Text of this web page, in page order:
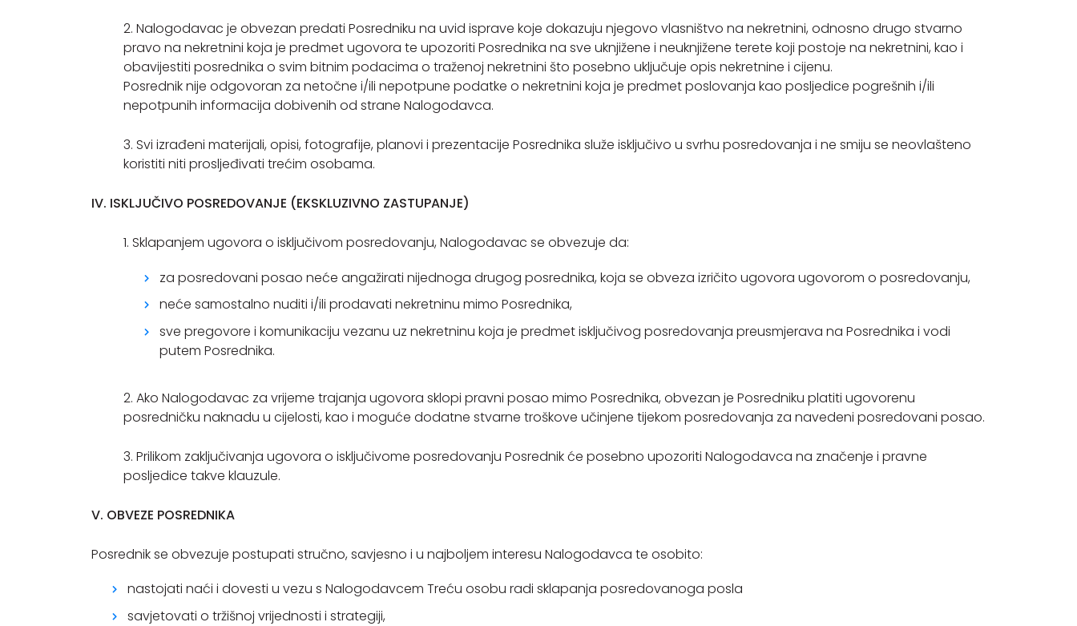
2. Nalogodavac je obvezan predati Posredniku na uvid isprave koje dokazuju njegovo vlasništvo na nekretnini, odnosno drugo stvarno
pravo na nekretnini koja je predmet ugovora te upozoriti Posrednika na sve uknjižene i neuknjižene terete koji postoje na nekretnini, kao i
obavijestiti posrednika o svim bitnim podacima o traženoj nekretnini što posebno uključuje opis nekretnine i cijenu.
Posrednik nije odgovoran za netočne i/ili nepotpune podatke o nekretnini koja je predmet poslovanja kao posljedice pogrešnih i/ili
nepotpunih informacija dobivenih od strane Nalogodavca.
3. Svi izrađeni materijali, opisi, fotografije, planovi i prezentacije Posrednika služe isključivo u svrhu posredovanja i ne smiju se neovlašteno
koristiti niti prosljeđivati trećim osobama.
IV. ISKLJUČIVO POSREDOVANJE (EKSKLUZIVNO ZASTUPANJE)
1. Sklapanjem ugovora o isključivom posredovanju, Nalogodavac se obvezuje da:
za posredovani posao neće angažirati nijednoga drugog posrednika, koja se obveza izričito ugovora ugovorom o posredovanju,
neće samostalno nuditi i/ili prodavati nekretninu mimo Posrednika,
sve pregovore i komunikaciju vezanu uz nekretninu koja je predmet isključivog posredovanja preusmjerava na Posrednika i vodi
putem Posrednika.
2. Ako Nalogodavac za vrijeme trajanja ugovora sklopi pravni posao mimo Posrednika, obvezan je Posredniku platiti ugovorenu
posredničku naknadu u cijelosti, kao i moguće dodatne stvarne troškove učinjene tijekom posredovanja za navedeni posredovani posao.
3. Prilikom zaključivanja ugovora o isključivome posredovanju Posrednik će posebno upozoriti Nalogodavca na značenje i pravne
posljedice takve klauzule.
V. OBVEZE POSREDNIKA
Posrednik se obvezuje postupati stručno, savjesno i u najboljem interesu Nalogodavca te osobito:
nastojati naći i dovesti u vezu s Nalogodavcem Treću osobu radi sklapanja posredovanoga posla
savjetovati o tržišnoj vrijednosti i strategiji,